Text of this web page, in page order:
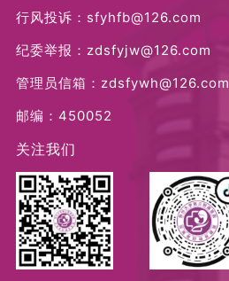
行风投诉：sfyhfb@126.com
纪委举报：zdsfyjw@126.com
管理员信箱：zdsfywh@126.com
邮编：450052
关注我们